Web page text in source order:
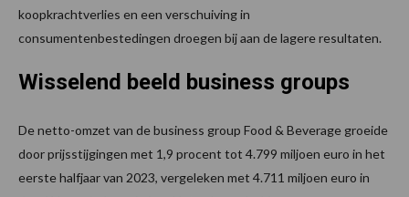
koopkrachtverlies en een verschuiving in
consumentenbestedingen droegen bij aan de lagere resultaten.
Wisselend beeld business groups
De netto-omzet van de business group Food & Beverage groeide
door prijsstijgingen met 1,9 procent tot 4.799 miljoen euro in het
eerste halfjaar van 2023, vergeleken met 4.711 miljoen euro in